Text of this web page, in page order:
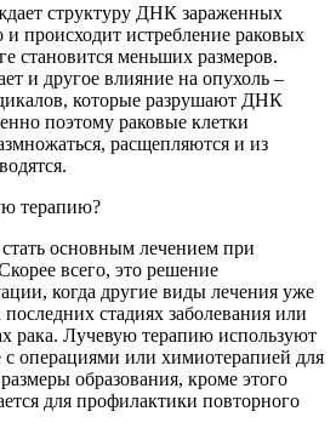
структуру ДНК зараженных
и происходит истребление раковых
становится меньших размеров.
и другое влияние на опухоль –
которые разрушают ДНК
поэтому раковые клетки
расщепляются и из
терапию?
основным лечением при
всего, это решение
когда другие виды лечения уже
последних стадиях заболевания или
рака. Лучевую терапию используют
с операциями или химиотерапией для
образования, кроме этого
для профилактики повторного